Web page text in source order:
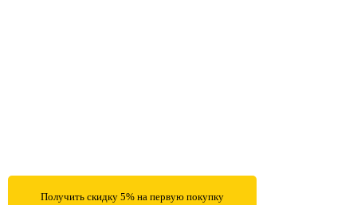
Получить скидку 5% на первую покупку